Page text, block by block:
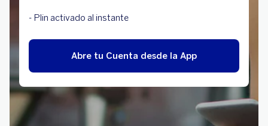
- Plin activado al instante
Abre tu Cuenta desde la App